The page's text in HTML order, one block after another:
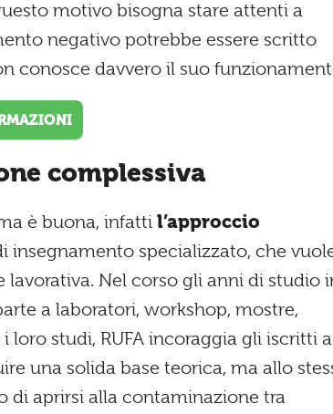
motivo bisogna stare attenti a
negativo potrebbe essere scritto
conosce davvero il suo
complessiva
è buona, infatti l’approccio
insegnamento specializzato, che
Nel corso gli anni di studio
a laboratori, workshop, mostre,
studi, RUFA incoraggia gli iscritti a
una solida base teorica, ma allo
di aprirsi alla contaminazione tra